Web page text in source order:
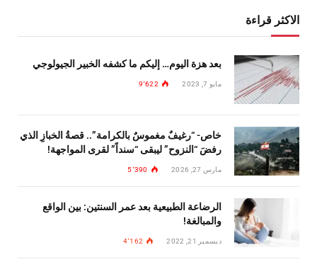
الاكثر قراءة
بعد هزة اليوم… إليكم ما كشفه الخبير الجيولوجي
مايو 7, 2023 9٬622
خاص- “رغيفٌ مغموسٌ بالكرامة”.. قصةُ الخبازِ الذي
رفضَ “النزوح” ليبقى “سنداً” لقرى المواجهة!
مارس 27, 2026 5٬390
الرضاعة الطبيعية بعد عمر السنتين: بين الواقع
والمبالغة!
ديسمبر 21, 2022 4٬162